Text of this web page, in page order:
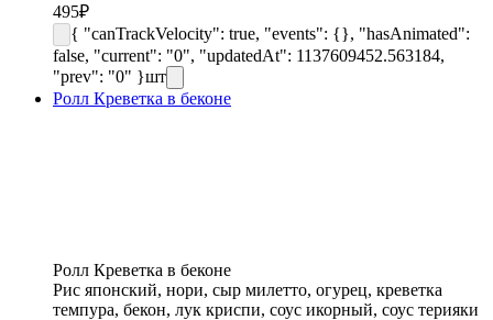
495₽
{ "canTrackVelocity": true, "events": {}, "hasAnimated":
false, "current": "0", "updatedAt": 1137609452.563184,
"prev": "0" }шт
Ролл Креветка в беконе
Ролл Креветка в беконе
Рис японский, нори, сыр милетто, огурец, креветка
темпура, бекон, лук криспи, соус икорный, соус терияки